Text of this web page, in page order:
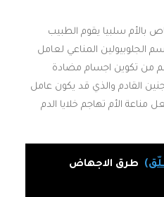
بالأم سلبيا يقوم الطبيب
الجلوبيولين المناعي لعامل
من تكوين اجسام مضادة
القادم والذي قد يكون عامل
الأم تهاجم خلايا الدم
طرق الاجهاض